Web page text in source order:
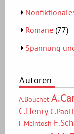
Romane (77)
Spannung
Autoren
A.Bouchet
C.Henry
F.McIntosh